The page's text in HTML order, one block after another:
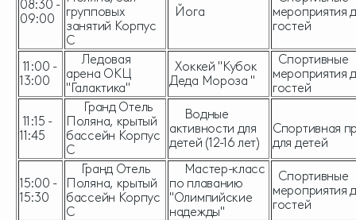
08:30 -
09:00
групповых
занятий Корпус
С
Йога
мероприятия
гостей
11:00 -
13:00
Ледовая
арена ОКЦ
"Галактика"
Хоккей "Кубок
Деда Мороза "
Спортивные
мероприятия
гостей
11:15 -
11:45
Гранд Отель
Поляна, крытый
бассейн Корпус
С
Водные
активности для
детей (12-16 лет)
Спортивная
для детей
15:00 -
15:30
Гранд Отель
Поляна, крытый
бассейн Корпус
С
Мастер-класс
по плаванию
"Олимпийские
надежды"
Спортивные
мероприятия
гостей